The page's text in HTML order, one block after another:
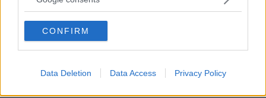
use your data for below specified purposes in below Google
consent section.
CONFIRM
Data Deletion Data Access Privacy Policy
Curiosità e consigli
La pasta sfoglia si gonfia di più se passa